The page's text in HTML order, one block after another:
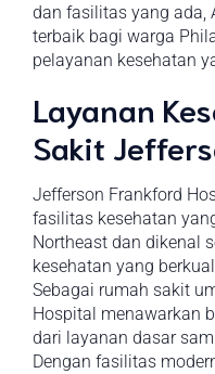
dan fasilitas yang ada,
terbaik bagi warga
pelayanan kesehatan
Layanan
Sakit
Jefferson Frankford
fasilitas kesehatan
Northeast dan dikenal
kesehatan yang
Sebagai rumah sakit
Hospital menawarkan
dari layanan dasar
Dengan fasilitas